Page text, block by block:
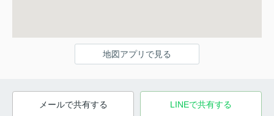
地図アプリで見る
メールで共有する LINEで共有する